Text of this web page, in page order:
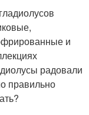
и
радовали
правильно